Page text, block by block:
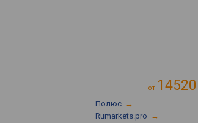
от 14520
Полюс →
Rumarkets.pro →